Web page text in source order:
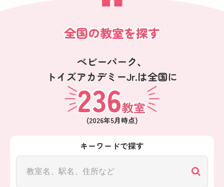
全国の教室を探す
ベビーパーク、
トイズアカデミーJr.は全国に
236教室
(2026年5月 時点)
キーワードで探す